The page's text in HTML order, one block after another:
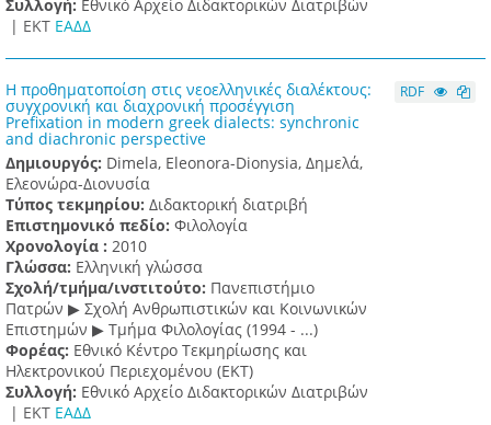
Συλλογή: Εθνικό Αρχείο Διδακτορικών Διατριβών
| ΕΚΤ ΕΑΔΔ
Η προθηματοποίση στις νεοελληνικές διαλέκτους:
συγχρονική και διαχρονική προσέγγιση
Prefixation in modern greek dialects: synchronic
and diachronic perspective
Δημιουργός: Dimela, Eleonora-Dionysia, Δημελά,
Ελεονώρα-Διονυσία
Τύπος τεκμηρίου: Διδακτορική διατριβή
Επιστημονικό πεδίο: Φιλολογία
Χρονολογία : 2010
Γλώσσα: Ελληνική γλώσσα
Σχολή/τμήμα/ινστιτούτο: Πανεπιστήμιο
Πατρών ▶ Σχολή Ανθρωπιστικών και Κοινωνικών
Επιστημών ▶ Τμήμα Φιλολογίας (1994 - ...)
Φορέας: Εθνικό Κέντρο Τεκμηρίωσης και
Ηλεκτρονικού Περιεχομένου (ΕΚΤ)
Συλλογή: Εθνικό Αρχείο Διδακτορικών Διατριβών
| ΕΚΤ ΕΑΔΔ
RDF